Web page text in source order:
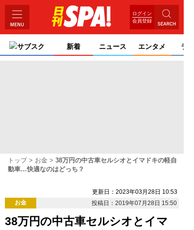
ログイン
会員登録
サブスク 新着 ニュース エンタメ ライ
トップ お金
38万円の中古車セルシオとイマドキの軽自
動車…快適なのはどっち？
更新日：2023年03月28日 10:53
お金
投稿日：2019年07月28日 15:50
38万円の中古車セルシオとイマ